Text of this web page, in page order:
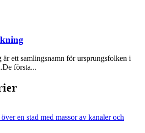
ett samlingsnamn för ursprungsfolken i
första...